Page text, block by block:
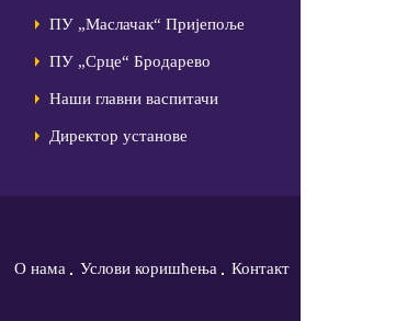
ПУ „Маслачак“ Пријепоље
ПУ „Срце“ Бродарево
Наши главни васпитачи
Директор установе
О нама Услови коришћења Контакт